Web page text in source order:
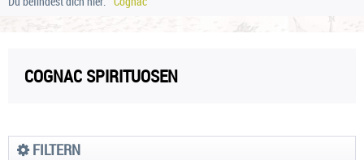
COGNAC SPIRITUOSEN
FILTERN